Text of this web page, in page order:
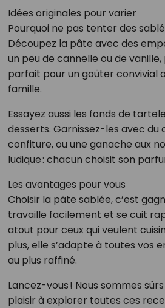
Idées originales pour varier
Pourquoi ne pas tenter des
Découpez la pâte avec des
un peu de cannelle ou de vanille,
parfait pour un goûter convivial
famille.
Essayez aussi les fonds de
desserts. Garnissez-les avec du
confiture, ou une ganache aux
ludique : chacun choisit son
Les avantages pour vous
Choisir la pâte sablée, c’est
travaille facilement et se cuit
atout pour ceux qui veulent
plus, elle s’adapte à toutes vos
au plus raffiné.
Lancez-vous ! Nous sommes
plaisir à explorer toutes ces